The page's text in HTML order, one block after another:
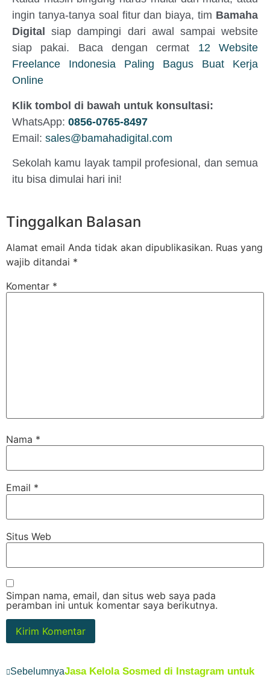
ingin tanya-tanya soal fitur dan biaya, tim Bamaha
Digital
siap dampingi dari awal sampai website
siap pakai. Baca dengan cermat 12 Website
Freelance Indonesia Paling Bagus Buat Kerja
Online
Klik tombol di bawah untuk konsultasi:
WhatsApp: 0856-0765-8497
Email: sales@bamahadigital.com
Sekolah kamu layak tampil profesional, dan semua
itu bisa dimulai hari ini!
Tinggalkan Balasan
Alamat email Anda tidak akan dipublikasikan. Ruas yang
wajib ditandai *
Komentar *
Nama *
Email *
Situs Web
Simpan nama, email, dan situs web saya pada
peramban ini untuk komentar saya berikutnya.
SebelumnyaJasa Kelola Sosmed di Instagram untuk